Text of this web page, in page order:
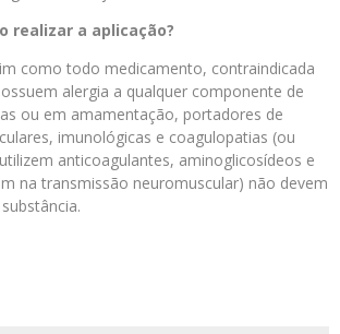
realizar a aplicação?
como todo medicamento, contraindicada
alergia a qualquer componente de
ou em amamentação, portadores de
imunológicas e coagulopatias (ou
anticoagulantes, aminoglicosídeos e
na transmissão neuromuscular) não devem